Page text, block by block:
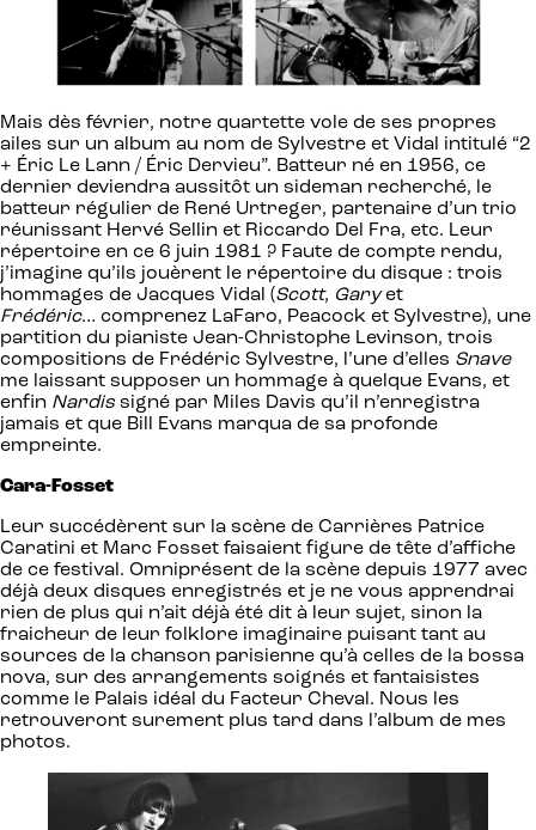
Mais dès février, notre quartette vole de ses propres
ailes sur un album au nom de Sylvestre et Vidal intitulé “2
+ Éric Le Lann / Éric Dervieu”. Batteur né en 1956, ce
dernier deviendra aussitôt un sideman recherché, le
batteur régulier de René Urtreger, partenaire d’un trio
réunissant Hervé Sellin et Riccardo Del Fra, etc. Leur
répertoire en ce 6 juin 1981 ? Faute de compte rendu,
j’imagine qu’ils jouèrent le répertoire du disque : trois
hommages de Jacques Vidal (Scott, Garyet
Frédéric… comprenez LaFaro, Peacock et Sylvestre), une
partition du pianiste Jean-Christophe Levinson, trois
compositions de Frédéric Sylvestre, l’une d’elles Snave
me laissant supposer un hommage à quelque Evans, et
enfin Nardis signé par Miles Davis qu’il n’enregistra
jamais et que Bill Evans marqua de sa profonde
empreinte.
Cara-Fosset
Leur succédèrent sur la scène de Carrières Patrice
Caratini et Marc Fosset faisaient figure de tête d’affiche
de ce festival. Omniprésent de la scène depuis 1977 avec
déjà deux disques enregistrés et je ne vous apprendrai
rien de plus qui n’ait déjà été dit à leur sujet, sinon la
fraicheur de leur folklore imaginaire puisant tant au
sources de la chanson parisienne qu’à celles de la bossa
nova, sur des arrangements soignés et fantaisistes
comme le Palais idéal du Facteur Cheval. Nous les
retrouveront surement plus tard dans l’album de mes
photos.